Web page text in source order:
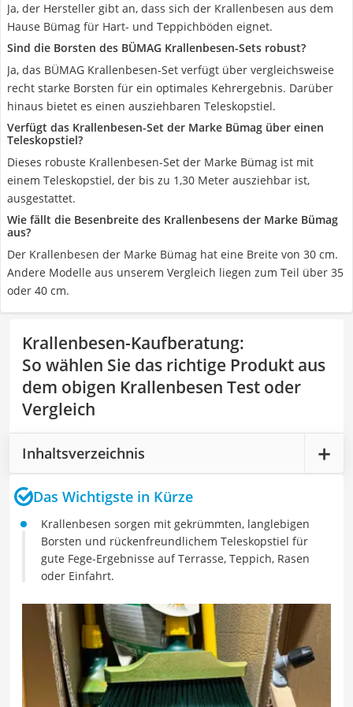
Ja, der Hersteller gibt an, dass sich der Krallenbesen aus dem
Hause Bümag für Hart- und Teppichböden eignet.
Sind die Borsten des BÜMAG Krallenbesen-Sets robust?
Ja, das BÜMAG Krallenbesen-Set verfügt über vergleichsweise
recht starke Borsten für ein optimales Kehrergebnis. Darüber
hinaus bietet es einen ausziehbaren Teleskopstiel.
Verfügt das Krallenbesen-Set der Marke Bümag über einen
Teleskopstiel?
Dieses robuste Krallenbesen-Set der Marke Bümag ist mit
einem Teleskopstiel, der bis zu 1,30 Meter ausziehbar ist,
ausgestattet.
Wie fällt die Besenbreite des Krallenbesens der Marke Bümag
aus?
Der Krallenbesen der Marke Bümag hat eine Breite von 30 cm.
Andere Modelle aus unserem Vergleich liegen zum Teil über 35
oder 40 cm.
Krallenbesen-Kaufberatung:
So wählen Sie das richtige Produkt aus
dem obigen Krallenbesen Test oder
Vergleich
Inhaltsverzeichnis
Das Wichtigste in Kürze
Krallenbesen sorgen mit gekrümmten, langlebigen
Borsten und rückenfreundlichem Teleskopstiel für
gute Fege-Ergebnisse auf Terrasse, Teppich, Rasen
oder Einfahrt.